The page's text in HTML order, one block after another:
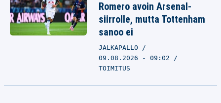
Romero avoin Arsenal-
siirrolle, mutta Tottenham
sanoo ei
JALKAPALLO
09.08.2026 - 09:02
TOIMITUS